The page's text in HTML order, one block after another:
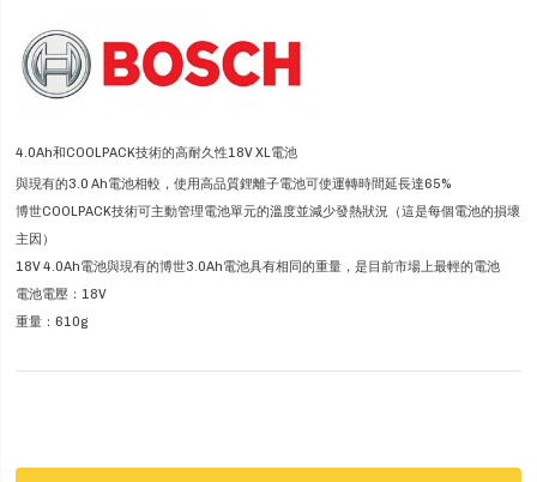
4.0Ah和COOLPACK技術的高耐久性18V XL電池
與現有的3.0 Ah電池相較，使用高品質鋰離子電池可使運轉時間延長達65%
博世COOLPACK技術可主動管理電池單元的溫度並減少發熱狀況（這是每個電池的損壞
主因）
18V 4.0Ah電池與現有的博世3.0Ah電池具有相同的重量，是目前市場上最輕的電池
電池電壓：18V
重量：610g